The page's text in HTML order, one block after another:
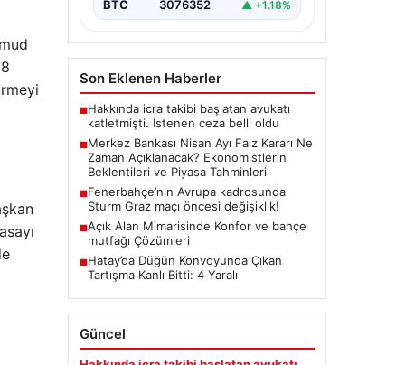
Kurulu, Nisan ayı faiz kararını
BTC 3076352 ▲ +1.18%
Son Eklenen Haberler
■Hakkında icra takibi başlatan avukatı
katletmişti. İstenen ceza belli oldu
■Merkez Bankası Nisan Ayı Faiz Kararı Ne
Zaman Açıklanacak? Ekonomistlerin
Beklentileri ve Piyasa Tahminleri
■Fenerbahçe’nin Avrupa kadrosunda
Sturm Graz maçı öncesi değişiklik!
■Açık Alan Mimarisinde Konfor ve bahçe
mutfağı Çözümleri
■Hatay’da Düğün Konvoyunda Çıkan
Tartışma Kanlı Bitti: 4 Yaralı
Güncel